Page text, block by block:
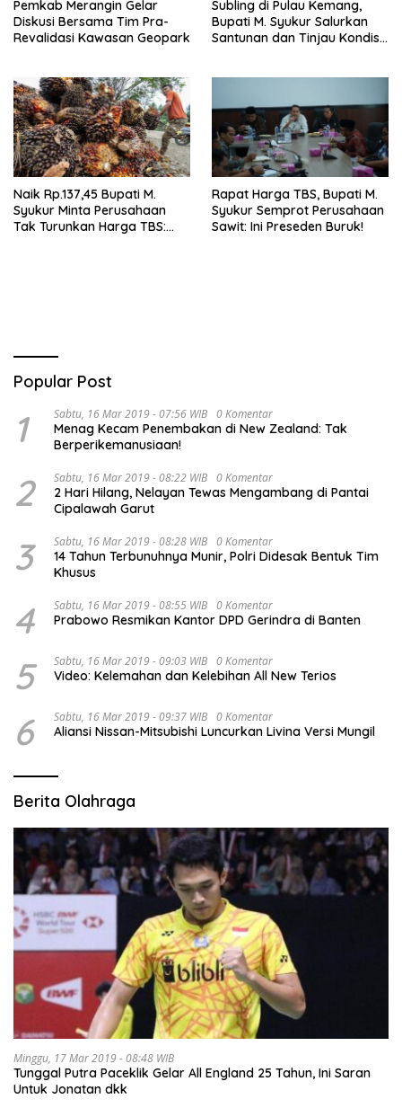
Pemkab Merangin Gelar
Diskusi Bersama Tim Pra-
Revalidasi Kawasan Geopark
Subling di Pulau Kemang,
Bupati M. Syukur Salurkan
Santunan dan Tinjau Kondisi
Naik Rp.137,45 Bupati M.
Syukur Minta Perusahaan
Tak Turunkan Harga TBS:
Rapat Harga TBS, Bupati M.
Syukur Semprot Perusahaan
Sawit: Ini Preseden Buruk!
Popular Post
1 Sabtu, 16 Mar 2019 - 07:56 WIB 0 Komentar
Menag Kecam Penembakan di New Zealand: Tak
Berperikemanusiaan!
2 Sabtu, 16 Mar 2019 - 08:22 WIB 0 Komentar
2 Hari Hilang, Nelayan Tewas Mengambang di Pantai
Cipalawah Garut
3 Sabtu, 16 Mar 2019 - 08:28 WIB 0 Komentar
14 Tahun Terbunuhnya Munir, Polri Didesak Bentuk Tim
Khusus
4 Sabtu, 16 Mar 2019 - 08:55 WIB 0 Komentar
Prabowo Resmikan Kantor DPD Gerindra di Banten
5 Sabtu, 16 Mar 2019 - 09:03 WIB 0 Komentar
Video: Kelemahan dan Kelebihan All New Terios
6 Sabtu, 16 Mar 2019 - 09:37 WIB 0 Komentar
Aliansi Nissan-Mitsubishi Luncurkan Livina Versi Mungil
Berita Olahraga
Minggu, 17 Mar 2019 - 08:48 WIB
Tunggal Putra Paceklik Gelar All England 25 Tahun, Ini Saran
Untuk Jonatan dkk